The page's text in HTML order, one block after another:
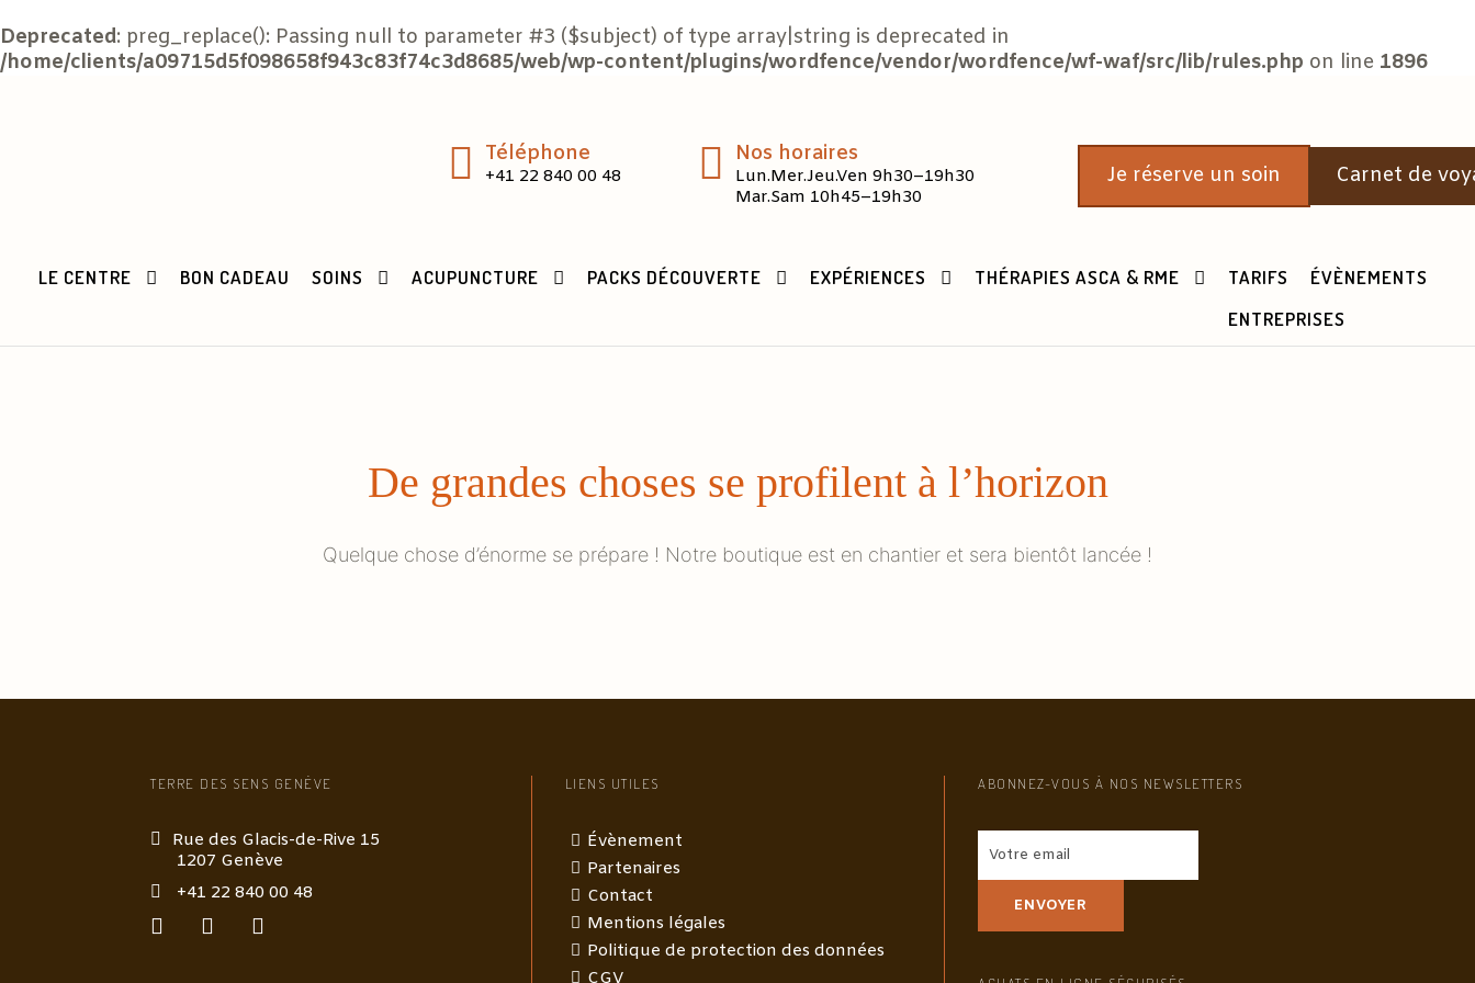
Deprecated: preg_replace(): Passing null to parameter #3 ($subject) of type array|string is deprecated in
/home/clients/a09715d5f098658f943c83f74c3d8685/web/wp-content/plugins/wordfence/vendor/wordfence/wf-waf/src/lib/rules.php on line 1896
Téléphone
+41 22 840 00 48
Nos horaires
Lun.Mer.Jeu.Ven 9h30–19h30
Mar.Sam 10h45–19h30
Je réserve un soin Carnet de
LE CENTRE BON CADEAU SOINS ACUPUNCTURE PACKS DÉCOUVERTE EXPÉRIENCES THÉRAPIES ASCA & RME TARIFS
ÉVÈNEMENTS
ENTREPRISES
De grandes choses se profilent à l’horizon
Quelque chose d’énorme se prépare ! Notre boutique est en chantier et sera bientôt lancée !
TERRE DES SENS GENÈVE
Rue des Glacis-de-Rive 15
1207 Genève
+41 22 840 00 48
LIENS UTILES
Évènement
Partenaires
Contact
Mentions légales
Politique de protection des données
CGV
ABONNEZ-VOUS À NOS NEWSLETTERS